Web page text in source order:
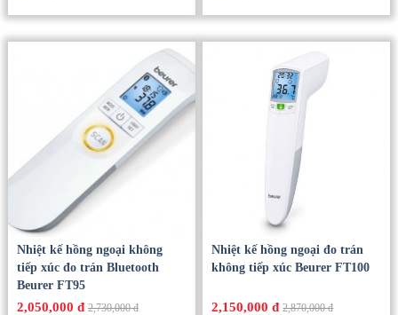
Nhiệt kế hồng ngoại không
tiếp xúc đo trán Bluetooth
Beurer FT95
2,050,000 đ 2,730,000 đ
Nhiệt kế hồng ngoại đo trán
không tiếp xúc Beurer FT100
2,150,000 đ 2,870,000 đ